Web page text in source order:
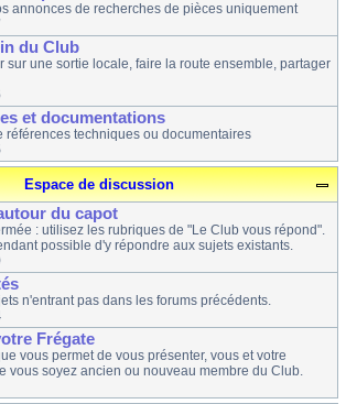
annonces de recherches de pièces uniquement
du Club
sur une sortie locale, faire la route ensemble, partager
et documentations
références techniques ou documentaires
Espace de discussion
du capot
: utilisez les rubriques de "Le Club vous répond".
possible d'y répondre aux sujets existants.
n'entrant pas dans les forums précédents.
Frégate
vous permet de vous présenter, vous et votre
vous soyez ancien ou nouveau membre du Club.